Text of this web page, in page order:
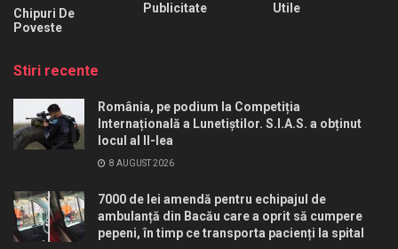
Chipuri De
Poveste
Publicitate
Utile
Stiri recente
România, pe podium la Competiția
Internațională a Lunetiștilor. S.I.A.S. a obținut
locul al II-lea
8 AUGUST 2026
7000 de lei amendă pentru echipajul de
ambulanță din Bacău care a oprit să cumpere
pepeni, în timp ce transporta pacienți la spital